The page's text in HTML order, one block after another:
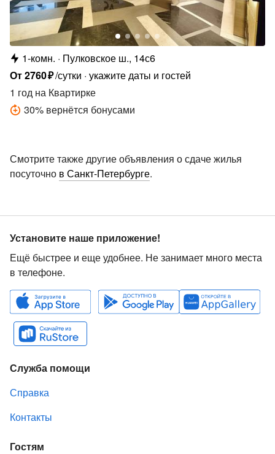
1-комн.
Пулковское ш., 14с6
От2760₽/сутки укажите даты и гостей
1 год на Квартирке
30% вернётся бонусами
Смотрите также другие объявления о сдаче жилья
посуточно в Санкт-Петербурге.
Установите наше приложение!
Ещё быстрее и еще удобнее. Не занимает много места
в телефоне.
Служба помощи
Справка
Контакты
Гостям